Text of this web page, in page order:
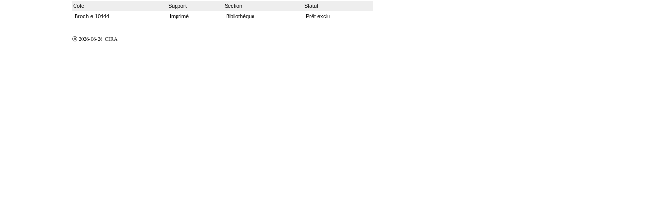
Cote
Support Section
Statut
Broch e 10444
Imprimé Bibliothèque Prêt exclu
Ⓐ 2026-06-26 CIRA